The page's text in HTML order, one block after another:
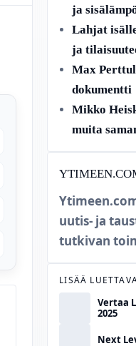
ja
Lahjat
ja
Max
dokumentti
Mikko
muita
uutis- ja
tutkivan
LISÄÄ
Vertaa
2025
Next